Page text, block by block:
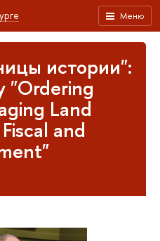
Меню
истории":
"Ordering
Land
and